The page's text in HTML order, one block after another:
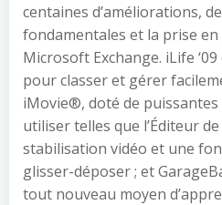
centaines d’améliorations,
fondamentales et la prise
Microsoft Exchange. iLife
pour classer et gérer
iMovie®, doté de
utiliser telles que l’Éditeur
stabilisation vidéo et une
glisser-déposer ; et
tout nouveau moyen